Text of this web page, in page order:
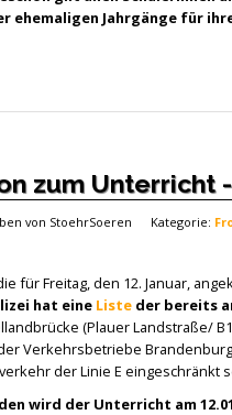
ehemaligen Jahrgänge für
zum Unterricht
von StoehrSoeren Kategorie:
für Freitag, den 12. Januar,
hat eine Listeder bereits
(Plauer Landstraße/
Verkehrsbetriebe
der Linie E eingeschränkt
wird der Unterricht am